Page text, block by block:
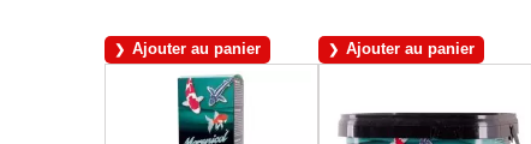
Ajouter au panier Ajouter au panier